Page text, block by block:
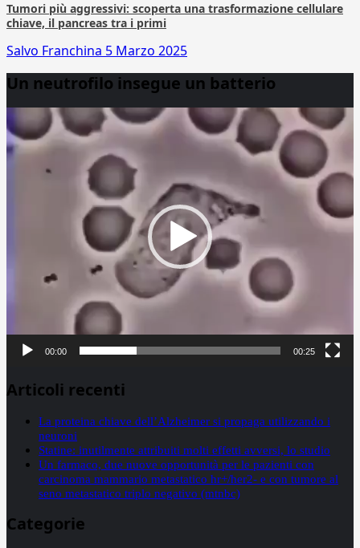
Tumori più aggressivi: scoperta una trasformazione cellulare
chiave, il pancreas tra i primi
Salvo Franchina 5 Marzo 2025
Un neutrofilo insegue un batterio
Player
00:00 00:25
Articoli recenti
La proteina chiave dell’Alzheimer si propaga utilizzando i
neuroni
Statine: inutilmente attribuiti molti effetti avversi, lo studio
Un farmaco, due nuove opportunità per le pazienti con
carcinoma mammario metastatico hr+/her2- e con tumore al
seno metastatico triplo negativo (mtnbc)
Categorie